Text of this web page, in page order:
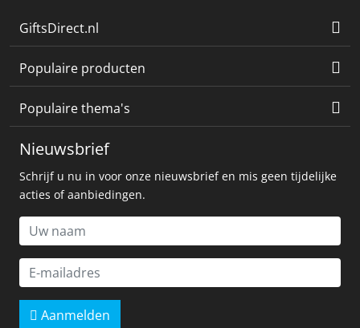
GiftsDirect.nl
Populaire producten
Populaire thema's
Nieuwsbrief
Schrijf u nu in voor onze nieuwsbrief en mis geen tijdelijke
acties of aanbiedingen.
Aanmelden